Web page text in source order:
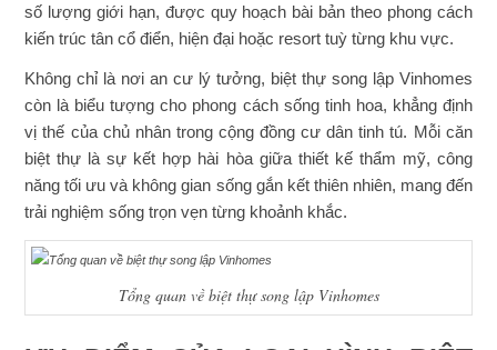
số lượng giới hạn, được quy hoạch bài bản theo phong cách
kiến trúc tân cổ điển, hiện đại hoặc resort tuỳ từng khu vực.
Không chỉ là nơi an cư lý tưởng, biệt thự song lập Vinhomes
còn là biểu tượng cho phong cách sống tinh hoa, khẳng định
vị thế của chủ nhân trong cộng đồng cư dân tinh tú. Mỗi căn
biệt thự là sự kết hợp hài hòa giữa thiết kế thẩm mỹ, công
năng tối ưu và không gian sống gắn kết thiên nhiên, mang đến
trải nghiệm sống trọn vẹn từng khoảnh khắc.
Tổng quan về biệt thự song lập Vinhomes